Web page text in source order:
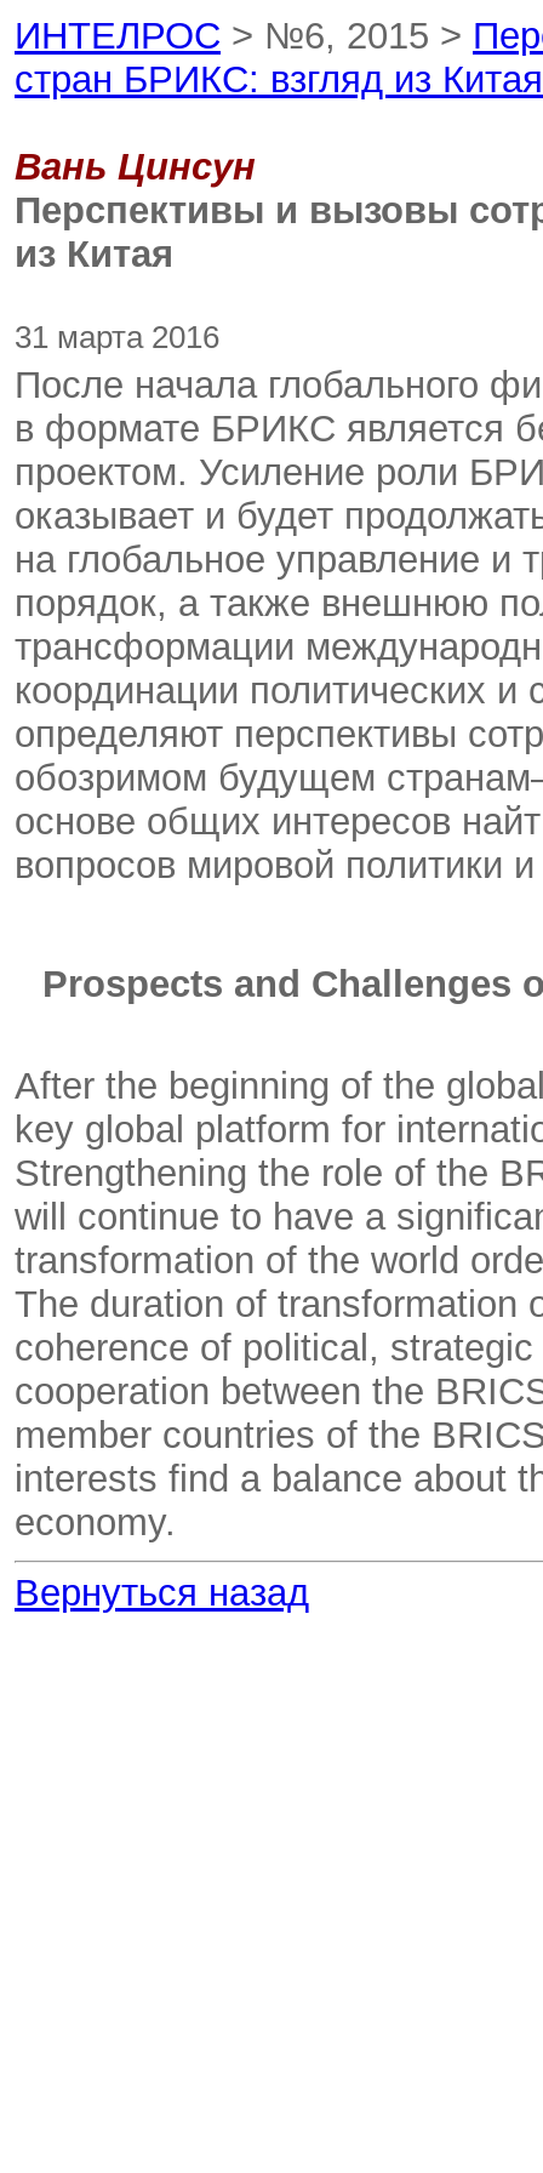
ИНТЕЛРОС > №6, 2015 >
стран БРИКС: взгляд из Китая
Вань Цинсун
Перспективы и вызовы
из Китая
31 марта 2016
После начала глобального
в формате БРИКС является
проектом. Усиление роли
оказывает и будет
на глобальное управление
порядок, а также внешнюю
трансформации
координации политических и
определяют перспективы
обозримом будущем
основе общих интересов
вопросов мировой политики
Prospects and Challenges
After the beginning of the
key global platform for
Strengthening the role of the
will continue to have a
transformation of the world
The duration of transformation
coherence of political,
cooperation between the
member countries of the
interests find a balance about
economy.
Вернуться назад